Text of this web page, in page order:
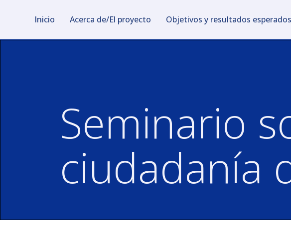
Inicio Acerca de/El proyecto Objetivos y resultados esperados
Seminario
ciudadanía